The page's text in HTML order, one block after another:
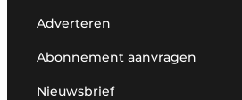
Adverteren
Abonnement aanvragen
Nieuwsbrief